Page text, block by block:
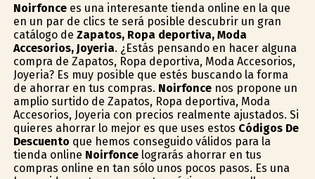
Noirfoncees una interesante tienda online en la que
en un par de clics te será posible descubrir un gran
catálogo de Zapatos, Ropa deportiva, Moda
Accesorios, Joyeria. ¿Estás pensando en hacer alguna
compra de Zapatos, Ropa deportiva, Moda Accesorios,
Joyeria? Es muy posible que estés buscando la forma
de ahorrar en tus compras. Noirfoncenos propone un
amplio surtido de Zapatos, Ropa deportiva, Moda
Accesorios, Joyeria con precios realmente ajustados. Si
quieres ahorrar lo mejor es que uses estos Códigos De
Descuento que hemos conseguido válidos para la
tienda online Noirfoncelograrás ahorrar en tus
compras online en tan sólo unos pocos pasos. Es una